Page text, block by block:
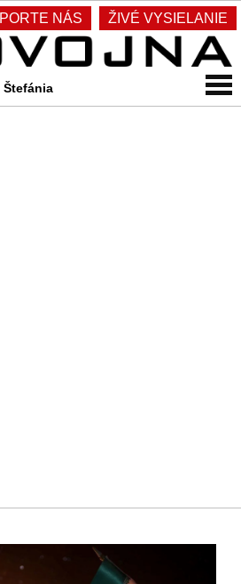
NÁS ŽIVÉ VYSIELANIE
Štefánia